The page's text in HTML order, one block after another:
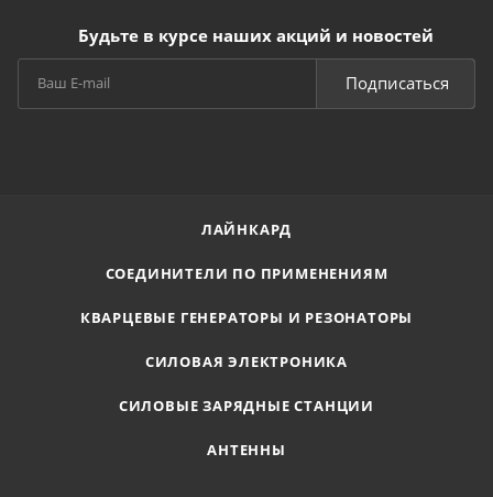
Будьте в курсе наших акций и новостей
Подписаться
ЛАЙНКАРД
СОЕДИНИТЕЛИ ПО ПРИМЕНЕНИЯМ
КВАРЦЕВЫЕ ГЕНЕРАТОРЫ И РЕЗОНАТОРЫ
СИЛОВАЯ ЭЛЕКТРОНИКА
СИЛОВЫЕ ЗАРЯДНЫЕ СТАНЦИИ
АНТЕННЫ